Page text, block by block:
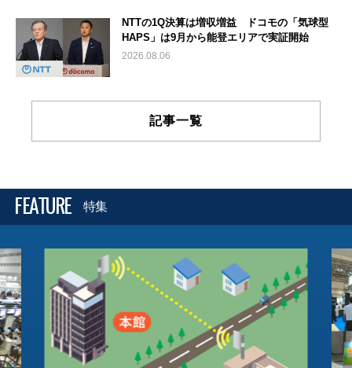
NTTの1Q決算は増収増益 ドコモの「気球型
HAPS」は9月から能登エリアで実証開始
2026.08.06
記事一覧
FEATURE 特集